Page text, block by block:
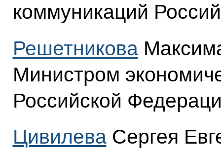
коммуникаций
Решетникова
Министром
Российской
ЦивилеваСергея